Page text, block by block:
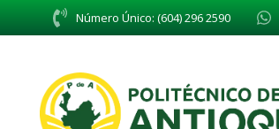
Número Único: (604) 296 2590